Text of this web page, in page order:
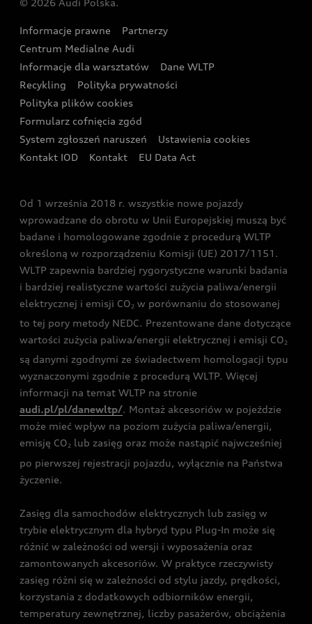
Wyszukaj najbliższego Partnera Audi
Oferta dla przedsiębiorców
Oferta dla klientów prywatnych
Kalkulator rat
Ubezpieczenie
Audi exclusive
Zasięg
Gwarancja
Akcje serwisowe Audi
Katalog online akcesoriów
Audi i Muzeum Sztuki Nowoczesnej w Warszawie
Audi driving experience
Audi quattro Cup
Audi i Puchar Świata w Skokach Narciarskich w
Zakopanem
© 2026 Audi Polska.
Informacje prawne
Partnerzy
Centrum Medialne Audi
Informacje dla warsztatów
Dane WLTP
Recykling
Polityka prywatności
Polityka plików cookies
Formularz cofnięcia zgód
System zgłoszeń naruszeń
Ustawienia cookies
Kontakt IOD
Kontakt EU Data Act
Od 1 września 2018 r. wszystkie nowe pojazdy
wprowadzane do obrotu w Unii Europejskiej muszą być
badane i homologowane zgodnie z procedurą WLTP
określoną w rozporządzeniu Komisji (UE) 2017/1151.
WLTP zapewnia bardziej rygorystyczne warunki badania
i bardziej realistyczne wartości zużycia paliwa/energii
elektrycznej i emisji CO2 w porównaniu do stosowanej
to tej pory metody NEDC. Prezentowane dane dotyczące
wartości zużycia paliwa/energii elektrycznej i emisji CO2
są danymi zgodnymi ze świadectwem homologacji typu
wyznaczonymi zgodnie z procedurą WLTP. Więcej
informacji na temat WLTP na stronie
audi.pl/pl/danewltp/. Montaż akcesoriów w pojeździe
może mieć wpływ na poziom zużycia paliwa/energii,
emisję CO2 lub zasięg oraz może nastąpić najwcześniej
po pierwszej rejestracji pojazdu, wyłącznie na Państwa
życzenie.
Zasięg dla samochodów elektrycznych lub zasięg w
trybie elektrycznym dla hybryd typu Plug-In może się
różnić w zależności od wersji i wyposażenia oraz
zamontowanych akcesoriów. W praktyce rzeczywisty
zasięg różni się w zależności od stylu jazdy, prędkości,
korzystania z dodatkowych odbiorników energii,
temperatury zewnętrznej, liczby pasażerów, obciążenia